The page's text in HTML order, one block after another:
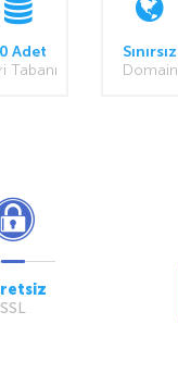
Adet
Tabanı
Sınırsız
Domain
SSL